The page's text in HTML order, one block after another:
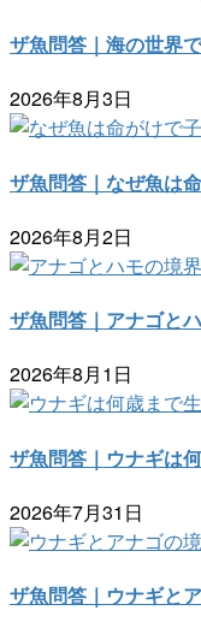
ザ魚問答｜海の世界
2026年8月3日
ザ魚問答｜なぜ魚は
2026年8月2日
ザ魚問答｜アナゴと
2026年8月1日
ザ魚問答｜ウナギは
2026年7月31日
ザ魚問答｜ウナギと